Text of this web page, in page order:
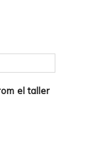
eltaller